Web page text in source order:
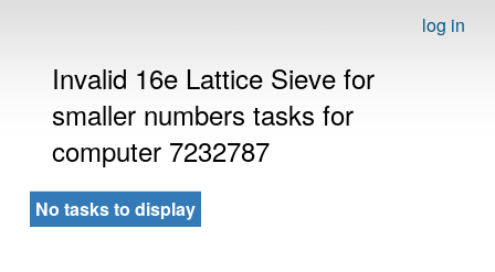
log in
Invalid 16e Lattice Sieve for
smaller numbers tasks for
computer 7232787
No tasks to display